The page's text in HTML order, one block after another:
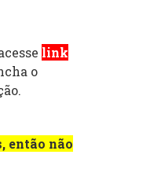
link
o
então não